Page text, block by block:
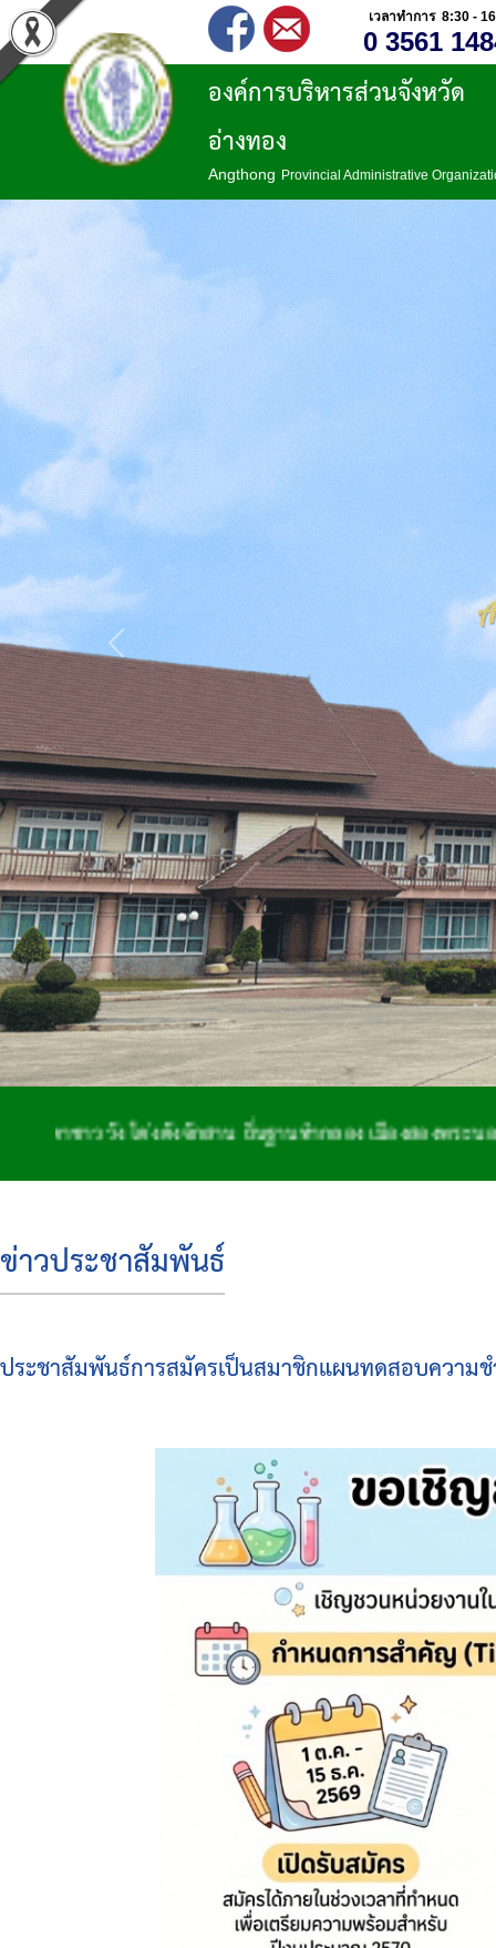
เวลาทำการ 8:30 -
0 3561
องค์การบริหารส่วนจังหวัด
อ่างทอง
Angthong Provincial Administrative
Previous
ง โด่งดังจักสาน ถิ่นฐานทำกลอง เมืองสองพระนอน
ข่าวประชาสัมพันธ์
ประชาสัมพันธ์การสมัครเป็นสมาชิกแผนทดสอบควา